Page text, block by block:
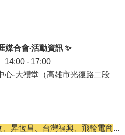
媒合會-活動資訊 ✨
14:00 - 17:00
心-大禮堂（高雄市光復路二段
昇恆昌、台灣福興、飛輪電商...